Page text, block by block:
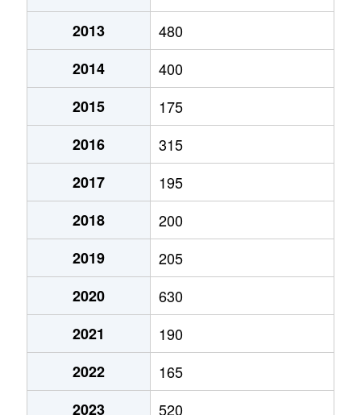
2013
480
2014
400
2015
175
2016
315
2017
195
2018
200
2019
205
2020
630
2021
190
2022
165
2023
520